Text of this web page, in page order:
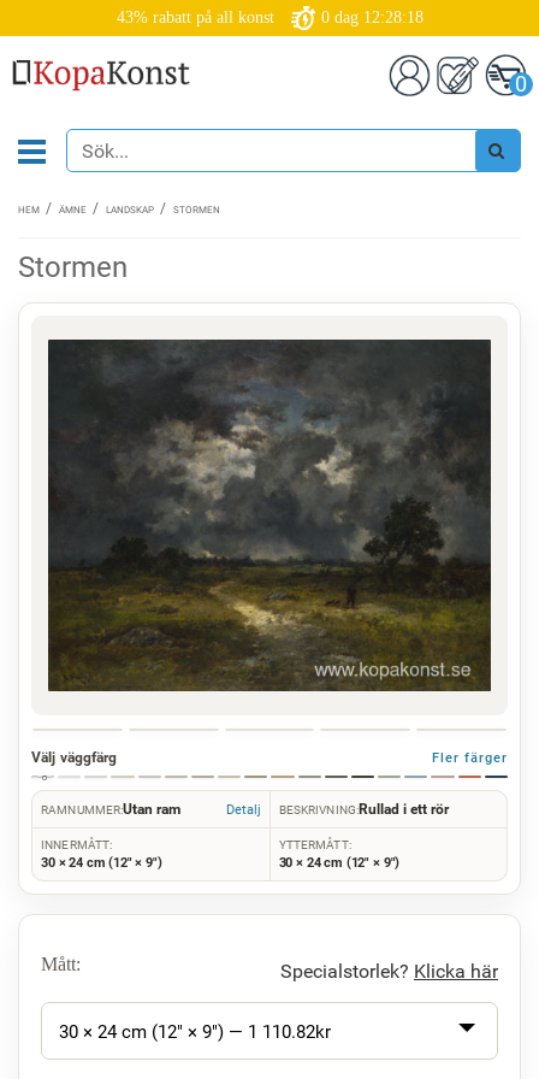
43% rabatt på all konst 0 dag 12:28:18
0
HEM ÄMNE LANDSKAP STORMEN
Stormen
Välj väggfärg Fler färger
RAMNUMMER:Utan ram Detalj BESKRIVNING:Rullad i ett rör
INNERMÅTT:
30 × 24 cm (12" × 9")
YTTERMÅTT:
30 × 24 cm (12" × 9")
Mått: Specialstorlek? Klicka här
30 × 24 cm (12" × 9") — 1 110.82kr